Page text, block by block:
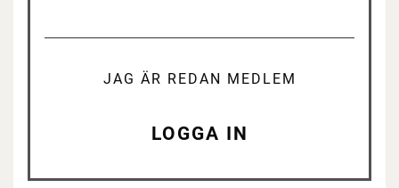
JAG ÄR REDAN MEDLEM
LOGGA IN